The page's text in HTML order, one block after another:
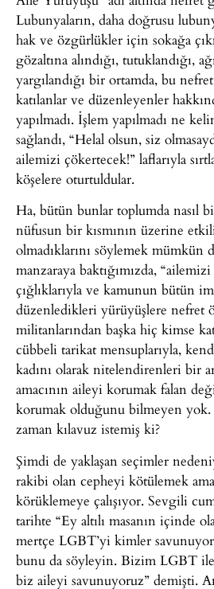
Lubunyaların, daha doğrusu
hak ve özgürlükler için sokağa
gözaltına alındığı, tutuklandığı,
yargılandığı bir ortamda, bu
katılanlar ve düzenleyenler
yapılmadı. İşlem yapılmadı ne
sağlandı, “Helal olsun, siz
ailemizi çökertecek!” laflarıyla
köşelere oturtuldular.
Ha, bütün bunlar toplumda nasıl
nüfusun bir kısmının üzerine
olmadıklarını söylemek mümkün
manzaraya baktığımızda,
çığlıklarıyla ve kamunun bütün
düzenledikleri yürüyüşlere nefret
militanlarından başka hiç kimse
cübbeli tarikat mensuplarıyla,
kadını olarak nitelendirenleri bir
amacının aileyi korumak falan
korumak olduğunu bilmeyen
zaman kılavuz istemiş ki?
Şimdi de yaklaşan seçimler
rakibi olan cepheyi kötülemek
körüklemeye çalışıyor. Sevgili
tarihte “Ey altılı masanın içinde
mertçe LGBT’yi kimler
bunu da söyleyin. Bizim LGBT
biz aileyi savunuyoruz” demişti.